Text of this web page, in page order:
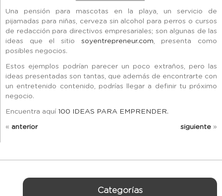
Una pensión para mascotas en la playa, un servicio de
pijamadas para niñas, cerveza sin alcohol para perros o cursos
de redacción para directivos empresariales; son algunas de las
ideas que el sitio soyentrepreneur.com, presenta como
posibles negocios.
Estos ejemplos podrían parecer un poco extraños, pero las
ideas presentadas son tantas, que además de encontrarte con
un entretenido contenido, podrías llegar a definir tu próximo
negocio.
Encuentra aquí 100 IDEAS PARA EMPRENDER.
« anterior siguiente »
Categorías